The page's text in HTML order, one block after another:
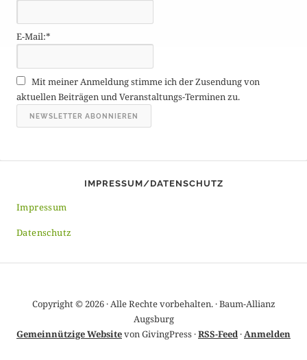
g
e
r
c
h
v
E-Mail:*
Mit meiner Anmeldung stimme ich der Zusendung von
aktuellen Beiträgen und Veranstaltungs-Terminen zu.
IMPRESSUM/DATENSCHUTZ
Impressum
Datenschutz
Copyright © 2026 · Alle Rechte vorbehalten. · Baum-Allianz
Augsburg
Gemeinnützige Websitevon GivingPress ·RSS-Feed·Anmelden